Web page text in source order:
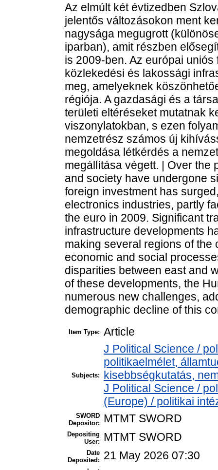
Az elmúlt két évtizedben
jelentős változásokon ment
nagysága megugrott
iparban), amit részben
is 2009-ben. Az európai
közlekedési és lakossági
meg, amelyeknek
régiója. A gazdasági és a
területi eltéréseket mutatnak
viszonylatokban, s ezen
nemzetrész számos új
megoldása létkérdés a
megállítása végett. | Over the
and society have undergone
foreign investment has
electronics industries, partly
the euro in 2009. Significant
infrastructure developments
making several regions of the
economic and social
disparities between east and
of these developments, the
numerous new challenges,
demographic decline of this
Item Type: Article
Subjects:
J Political Science /
politikaelmélet,
kisebbségkutatás,
J Political Science /
(Europe) / politikai
SWORD
Depositor:
MTMT SWORD
Depositing
User:
MTMT SWORD
Date
Deposited:
21 May 2026 07:30